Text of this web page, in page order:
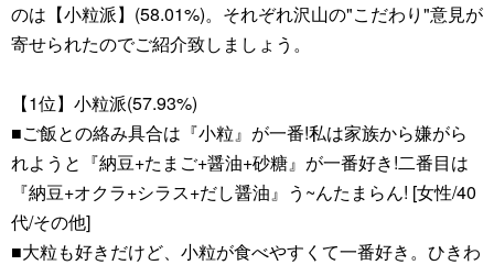
のは【小粒派】(58.01%)。それぞれ沢山の"こだわり"意見が
寄せられたのでご紹介致しましょう。
【1位】小粒派(57.93%)
■ご飯との絡み具合は『小粒』が一番!私は家族から嫌がら
れようと『納豆+たまご+醤油+砂糖』が一番好き!二番目は
『納豆+オクラ+シラス+だし醤油』う~んたまらん! [女性/40
代/その他]
■大粒も好きだけど、小粒が食べやすくて一番好き。ひきわ